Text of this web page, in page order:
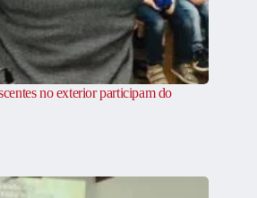
no exterior participam do